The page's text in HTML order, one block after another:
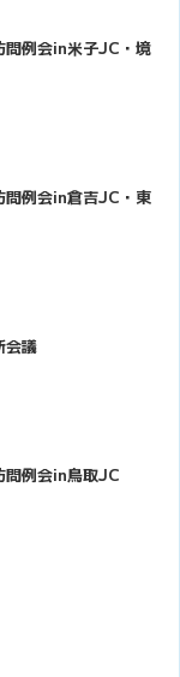
例会in米子JC・境
例会in倉吉JC・東
会議
例会in鳥取JC